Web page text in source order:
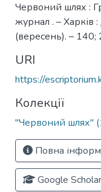
Червоний шлях :
журнал . –
(вересень). – 140;
URI
https://
Колекції
"Червоний шлях"
Повна
Google Scholar